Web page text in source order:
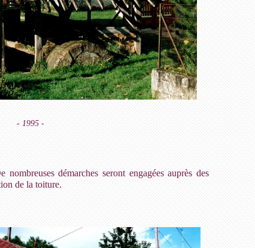
- 1995 -
démarches seront engagées auprès des
de la toiture.